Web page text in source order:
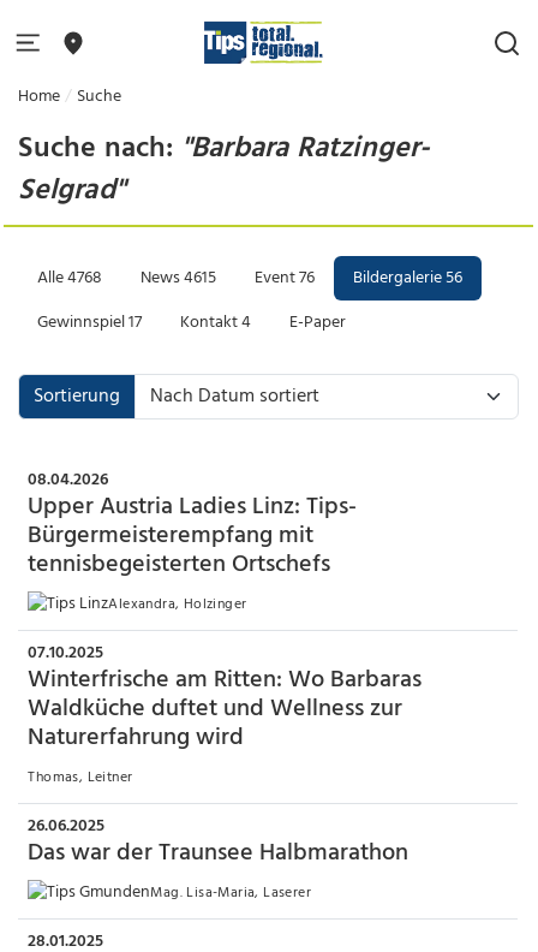
Home Suche
Suche nach: "Barbara Ratzinger-
Selgrad"
Alle4768 News4615 Event76 Bildergalerie56
Gewinnspiel17 Kontakt4 E-Paper
Sortierung
08.04.2026
Upper Austria Ladies Linz: Tips-
Bürgermeisterempfang mit
tennisbegeisterten Ortschefs
Alexandra, Holzinger
07.10.2025
Winterfrische am Ritten: Wo Barbaras
Waldküche duftet und Wellness zur
Naturerfahrung wird
Thomas, Leitner
26.06.2025
Das war der Traunsee Halbmarathon
Mag. Lisa-Maria, Laserer
28.01.2025